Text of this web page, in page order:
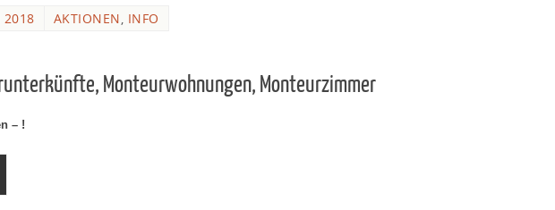
2018 AKTIONEN, INFO
Monteurwohnungen, Monteurzimmer
– !